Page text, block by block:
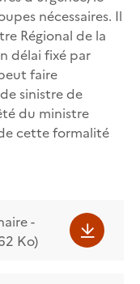
nécessaires. Il
Régional de la
délai fixé par
faire
sinistre de
du ministre
cette formalité
-
Ko)